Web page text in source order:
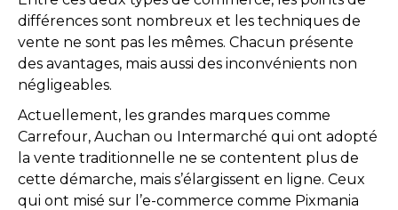
différences sont nombreux et les techniques de
vente ne sont pas les mêmes. Chacun présente
des avantages, mais aussi des inconvénients non
négligeables.
Actuellement, les grandes marques comme
Carrefour, Auchan ou Intermarché qui ont adopté
la vente traditionnelle ne se contentent plus de
cette démarche, mais s’élargissent en ligne. Ceux
qui ont misé sur l’e-commerce comme Pixmania